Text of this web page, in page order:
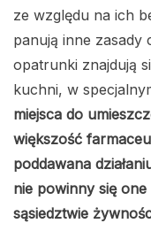
ze względu na ich
panują inne zasady
opatrunki znajdują
kuchni, w
miejsca do
większość
poddawana
nie powinny się
sąsiedztwie